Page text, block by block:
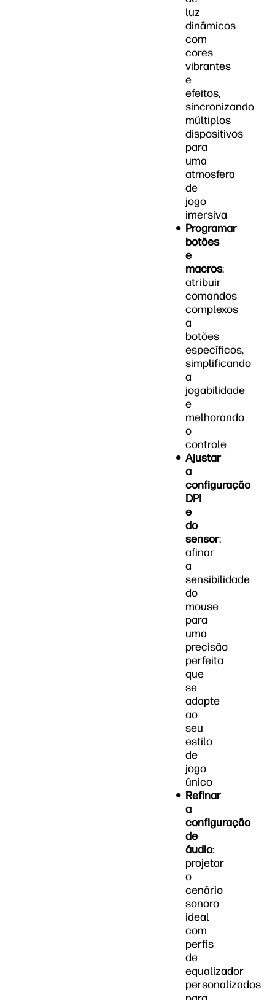
luz
dinâmicos
com
cores
vibrantes
e
efeitos,
sincronizando
múltiplos
dispositivos
para
uma
atmosfera
de
jogo
imersiva
Programar
botões
e
macros:
atribuir
comandos
complexos
a
botões
específicos,
simplificando
a
jogabilidade
e
melhorando
o
controle
Ajustar
a
configuração
DPI
e
do
sensor:
afinar
a
sensibilidade
do
mouse
para
uma
precisão
perfeita
que
se
adapte
ao
seu
estilo
de
jogo
único
Refinar
a
configuração
de
áudio:
projetar
o
cenário
sonoro
ideal
com
perfis
de
equalizador
personalizados